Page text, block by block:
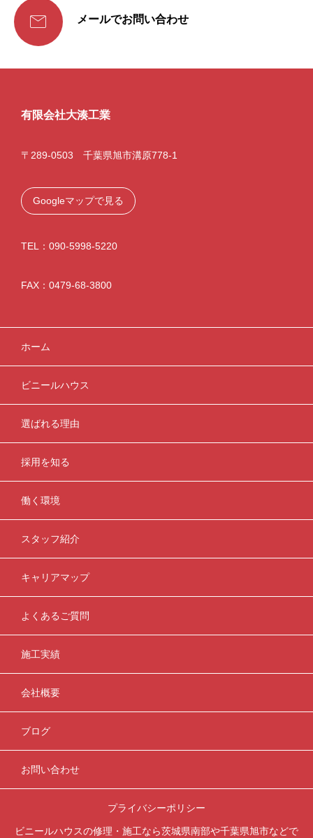
 メールでお問い合わせ
有限会社大湊工業
〒289-0503 千葉県旭市溝原778-1
Googleマップで見る
TEL：090-5998-5220
FAX：0479-68-3800
ホーム
ビニールハウス
選ばれる理由
採用を知る
働く環境
スタッフ紹介
キャリアマップ
よくあるご質問
施工実績
会社概要
ブログ
お問い合わせ
プライバシーポリシー
ビニールハウスの修理・施工なら茨城県南部や千葉県旭市などで